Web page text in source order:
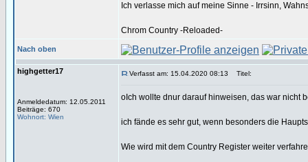
Ich verlasse mich auf meine Sinne - Irrsinn,
Chrom Country -Reloaded-
Nach oben
highgetter17
Anmeldedatum: 12.05.2011
Beiträge: 670
Wohnort: Wien
Verfasst am: 15.04.2020 08:13 Titel:
oIch wollte dnur darauf hinweisen, das war nicht
ich fände es sehr gut, wenn besonders die
Wie wird mit dem Country Register weiter